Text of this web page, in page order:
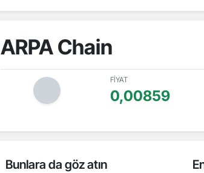
ARPA Chain
FİYAT
0,00859
Bunlara da göz atın